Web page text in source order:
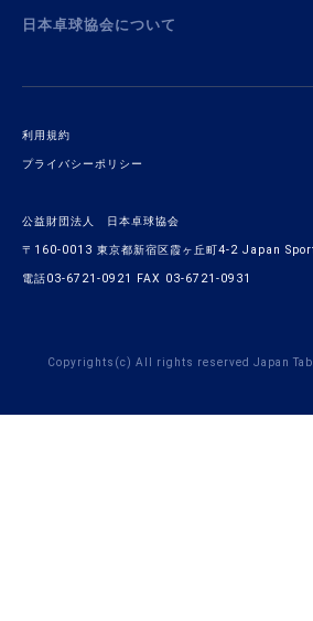
日本卓球協会について
利用規約
プライバシーポリシー
公益財団法人 日本卓球協会
〒160-0013 東京都新宿区霞ヶ丘町4-2 Japan
電話03-6721-0921 FAX 03-6721-0931
Copyrights(c) All rights reserved Japan